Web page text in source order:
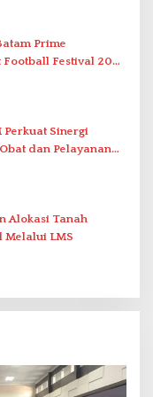
Prime
Festival 2026
Jamal
Perkuat Sinergi
dan Pelayanan
Alokasi Tanah
Melalui LMS